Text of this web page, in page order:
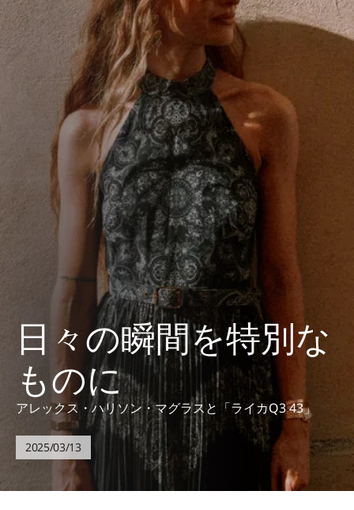
日々の瞬間を特別な
ものに
アレックス・ハリソン・マグラスと「ライカQ3 43」
2025/03/13